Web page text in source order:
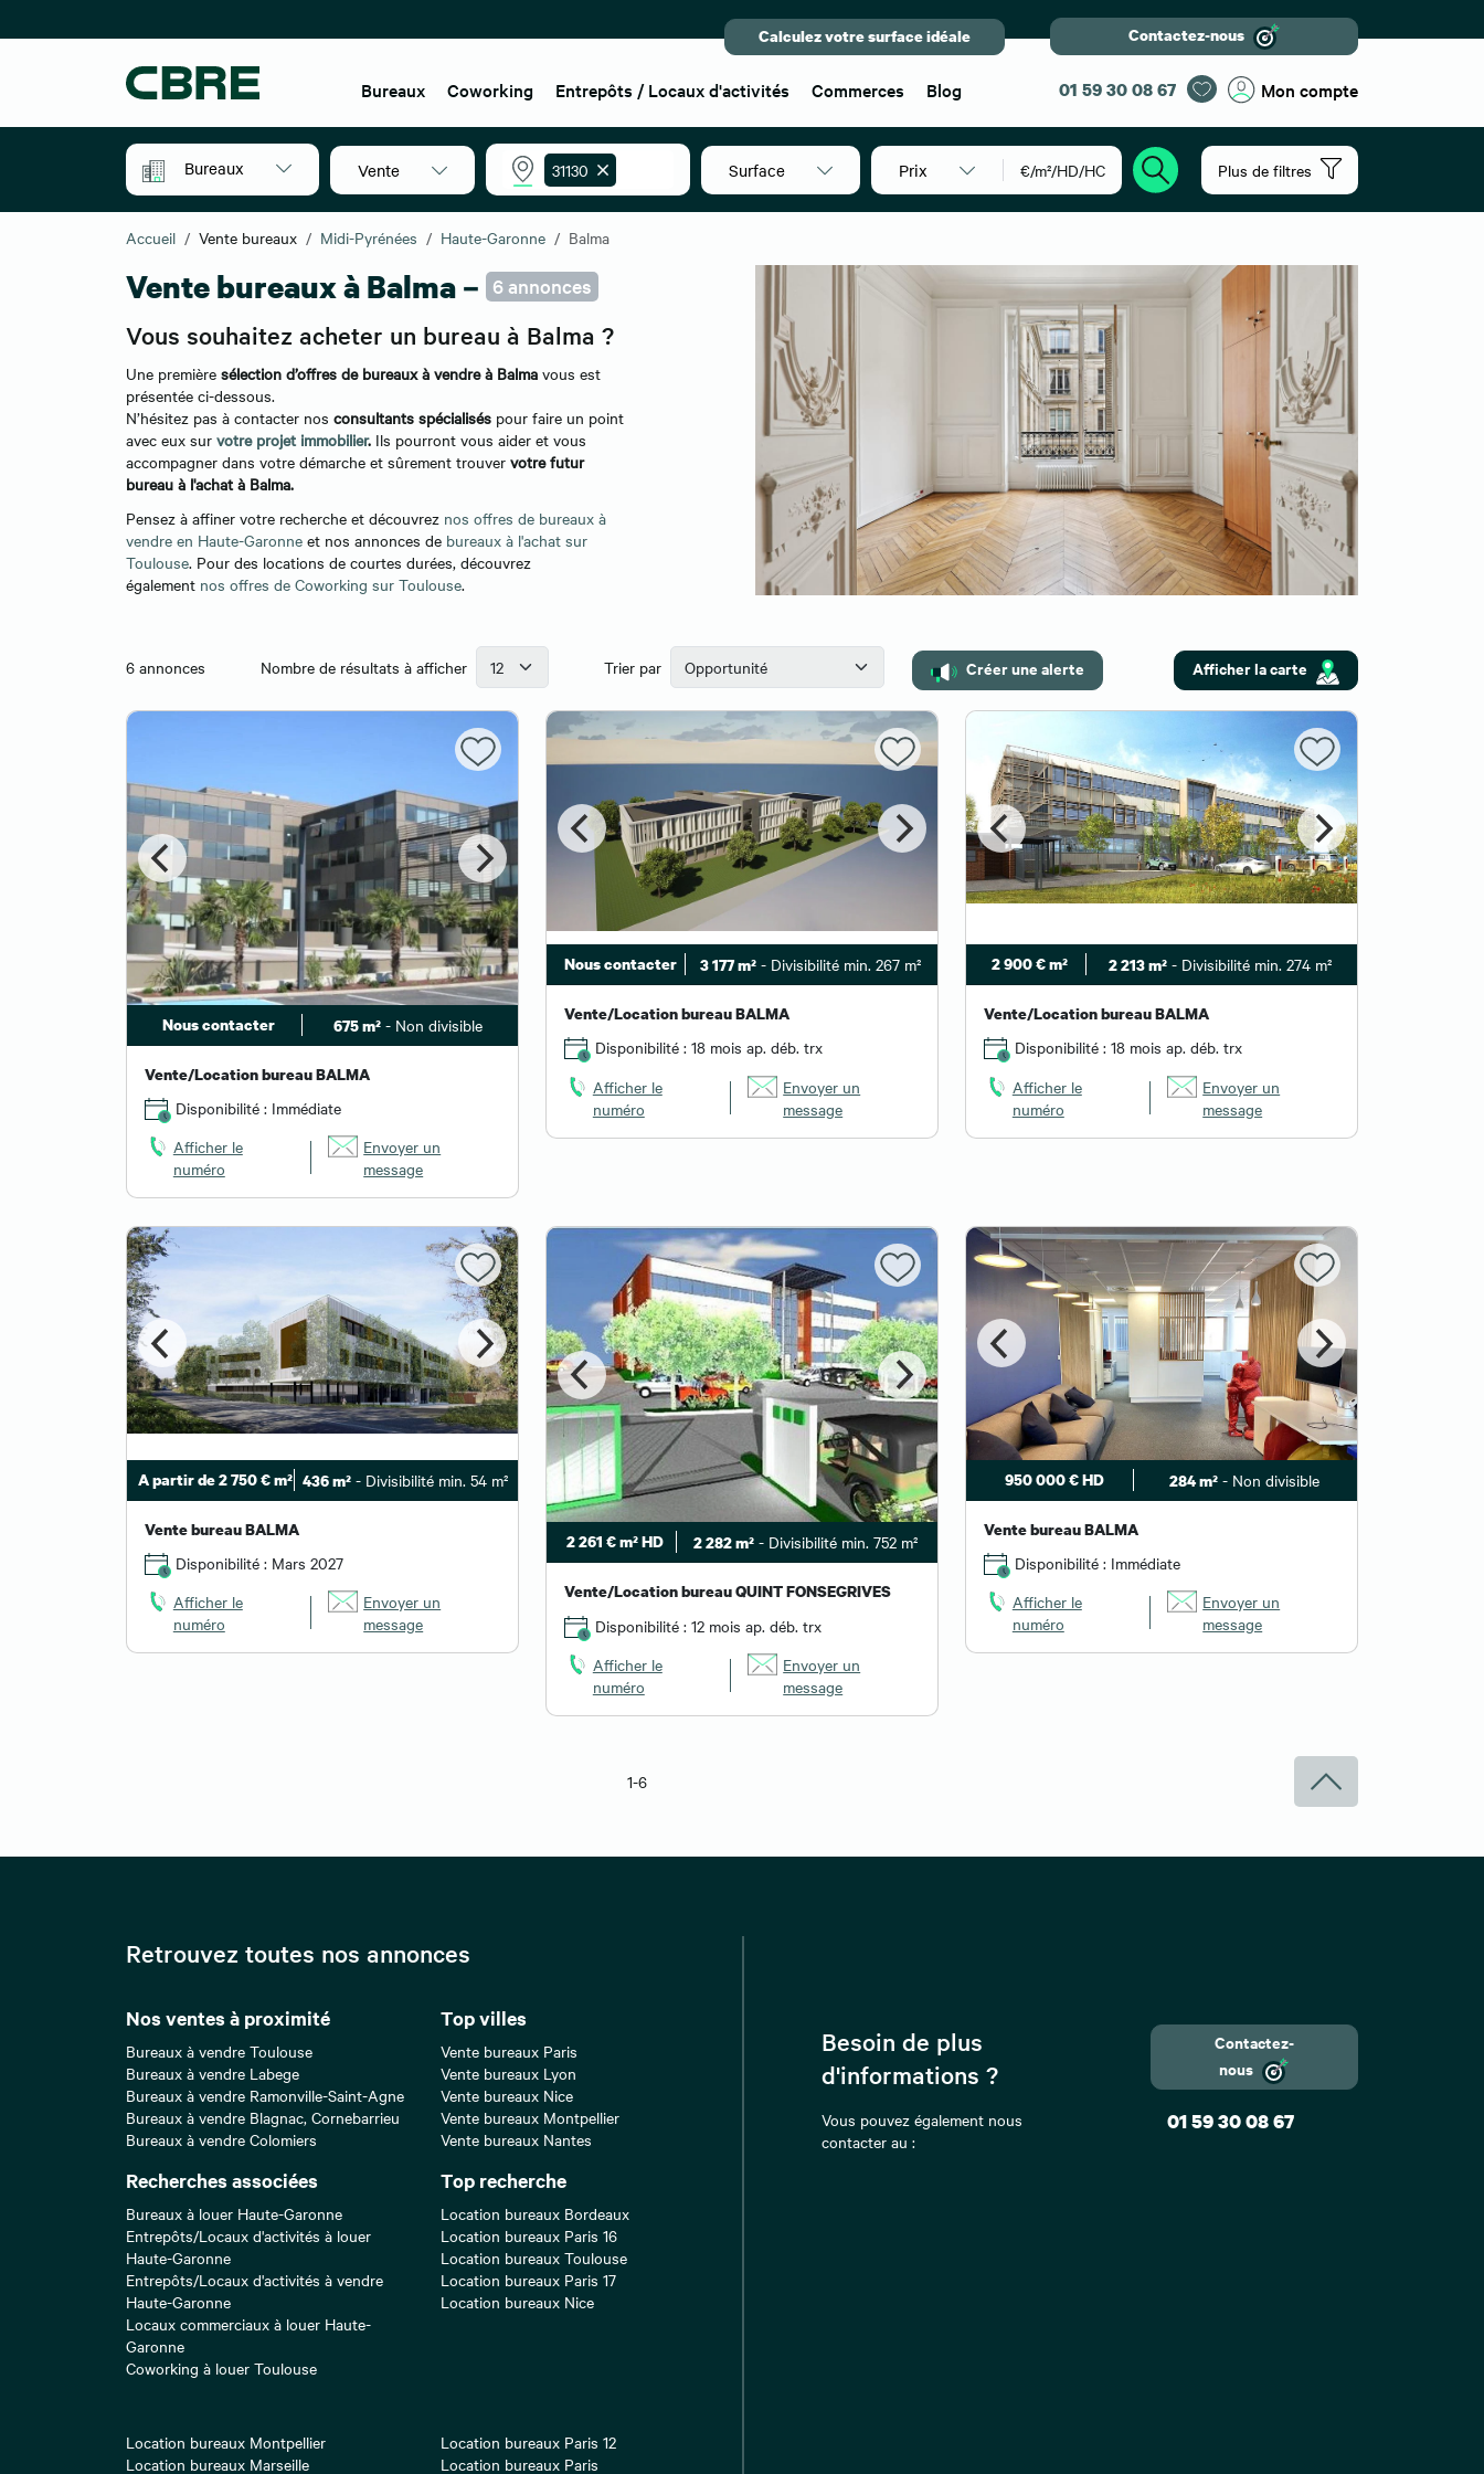
Calculez votre surface idéale Contactez-nous
Bureaux Coworking Entrepôts / Locaux d'activités Commerces Blog 01 59 30 08 67 Mon compte
Bureaux Vente 31130 Surface Prix €/m²/HD/HC Plus de filtres
Accueil Vente bureaux Midi-Pyrénées Haute-Garonne Balma
Vente bureaux à Balma – 6 annonces
Vous souhaitez acheter un bureau à Balma ?
Une première sélection d’offres de bureaux à vendre à Balma vous est
présentée ci-dessous.
N’hésitez pas à contacter nos consultants spécialisés pour faire un point
avec eux sur votre projet immobilier. Ils pourront vous aider et vous
accompagner dans votre démarche et sûrement trouver votre futur
bureau à l'achat à Balma.
Pensez à affiner votre recherche et découvrez nos offres de bureaux à
vendre en Haute-Garonne et nos annonces de bureaux à l'achat sur
Toulouse. Pour des locations de courtes durées, découvrez
également nos offres de Coworking sur Toulouse.
6 annonces Nombre de résultats à afficher Trier par Créer une alerte Afficher la carte
Nous contacter 675 m² - Non divisible
Vente/Location bureau BALMA
Disponibilité : Immédiate
Afficher le
numéro
Envoyer un
message
Nous contacter 3 177 m²- Divisibilité min. 267 m²
Vente/Location bureau BALMA
Disponibilité : 18 mois ap. déb. trx
Afficher le
numéro
Envoyer un
message
2 900 € m² 2 213 m²- Divisibilité min. 274 m²
Vente/Location bureau BALMA
Disponibilité : 18 mois ap. déb. trx
Afficher le
numéro
Envoyer un
message
A partir de 2 750 € m² 436 m²- Divisibilité min. 54 m²
Vente bureau BALMA
Disponibilité : Mars 2027
Afficher le
numéro
Envoyer un
message
2 261 € m² HD 2 282 m²- Divisibilité min. 752 m²
Vente/Location bureau QUINT FONSEGRIVES
Disponibilité : 12 mois ap. déb. trx
Afficher le
numéro
Envoyer un
message
950 000 € HD 284 m²- Non divisible
Vente bureau BALMA
Disponibilité : Immédiate
Afficher le
numéro
Envoyer un
message
1-6
Retrouvez toutes nos annonces
Nos ventes à proximité
Bureaux à vendre Toulouse
Bureaux à vendre Labege
Bureaux à vendre Ramonville-Saint-Agne
Bureaux à vendre Blagnac, Cornebarrieu
Bureaux à vendre Colomiers
Top villes
Vente bureaux Paris
Vente bureaux Lyon
Vente bureaux Nice
Vente bureaux Montpellier
Vente bureaux Nantes
Recherches associées
Bureaux à louer Haute-Garonne
Entrepôts/Locaux d'activités à louer
Haute-Garonne
Entrepôts/Locaux d'activités à vendre
Haute-Garonne
Locaux commerciaux à louer Haute-
Garonne
Coworking à louer Toulouse
Top recherche
Location bureaux Bordeaux
Location bureaux Paris 16
Location bureaux Toulouse
Location bureaux Paris 17
Location bureaux Nice
Location bureaux Montpellier
Location bureaux Marseille
Location bureaux Paris 12
Location bureaux Paris
Besoin de plus
d'informations ?
Contactez-
nous
Vous pouvez également nous
contacter au :
01 59 30 08 67